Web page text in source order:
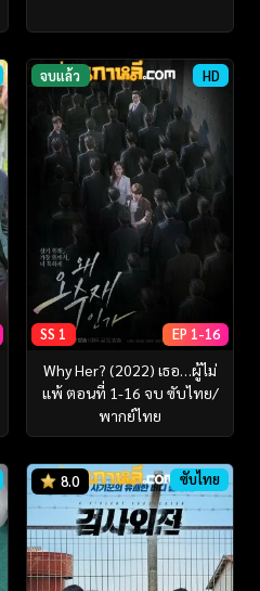
จบแล้ว HD
SS 1 EP 1-16
Why Her? (2022) เธอ…ผู้ไม่
แพ้ ตอนที่ 1-16 จบ ซับไทย/
พากย์ไทย
8.0 ซับไทย